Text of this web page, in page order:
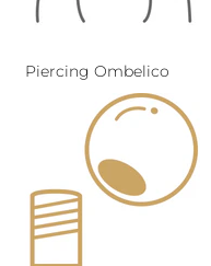
Piercing Ombelico